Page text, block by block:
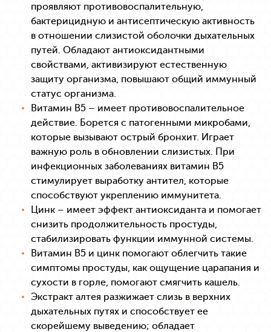
проявляют противовоспалительную,
бактерицидную и антисептическую активность
в отношении слизистой оболочки дыхательных
путей. Обладают антиоксидантными
свойствами, активизируют естественную
защиту организма, повышают общий иммунный
статус организма.
Витамин В5 – имеет противовоспалительное
действие. Борется с патогенными микробами,
которые вызывают острый бронхит. Играет
важную роль в обновлении слизистых. При
инфекционных заболеваниях витамин В5
стимулирует выработку антител, которые
способствуют укреплению иммунитета.
Цинк – имеет эффект антиоксиданта и помогает
снизить продолжительность простуды,
стабилизировать функции иммунной системы.
Витамин В5 и цинк помогают облегчить такие
симптомы простуды, как ощущение царапания и
сухости в горле, помогают смягчить кашель.
Экстракт алтея разжижает слизь в верхних
дыхательных путях и способствует ее
скорейшему выведению; обладает